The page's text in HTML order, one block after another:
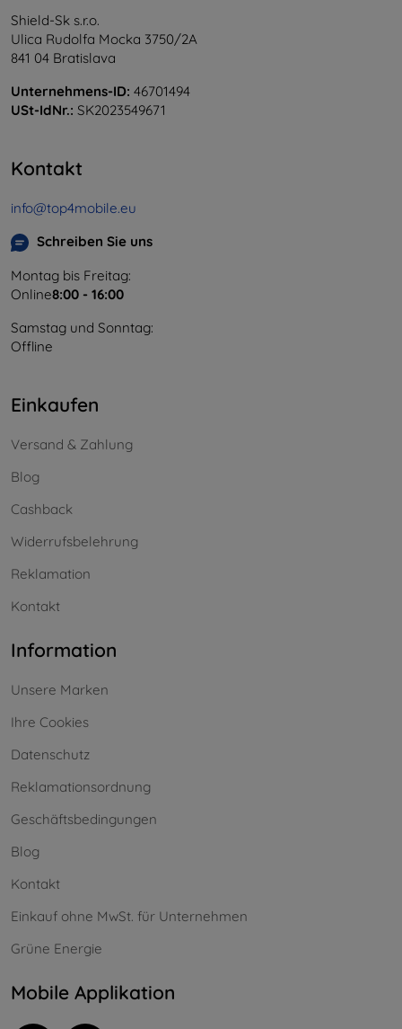
Shield-Sk s.r.o.
Ulica Rudolfa Mocka 3750/2A
841 04 Bratislava
Unternehmens-ID: 46701494
USt-IdNr.: SK2023549671
Kontakt
info@top4mobile.eu
Schreiben Sie uns
Montag bis Freitag:
Online8:00 - 16:00
Samstag und Sonntag:
Offline
Einkaufen
Versand & Zahlung
Blog
Cashback
Widerrufsbelehrung
Reklamation
Kontakt
Information
Unsere Marken
Ihre Cookies
Datenschutz
Reklamationsordnung
Geschäftsbedingungen
Blog
Kontakt
Einkauf ohne MwSt. für Unternehmen
Grüne Energie
Mobile Applikation